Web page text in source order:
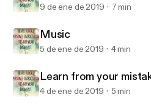
9 de ene de 2019 7 min
Music
5 de ene de 2019 4 min
Learn from your
4 de ene de 2019 5 min